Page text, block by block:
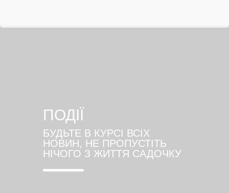
ПОДІЇ
БУДЬТЕ В КУРСІ ВСІХ
НОВИН, НЕ ПРОПУСТІТЬ
НІЧОГО З ЖИТТЯ САДОЧКУ